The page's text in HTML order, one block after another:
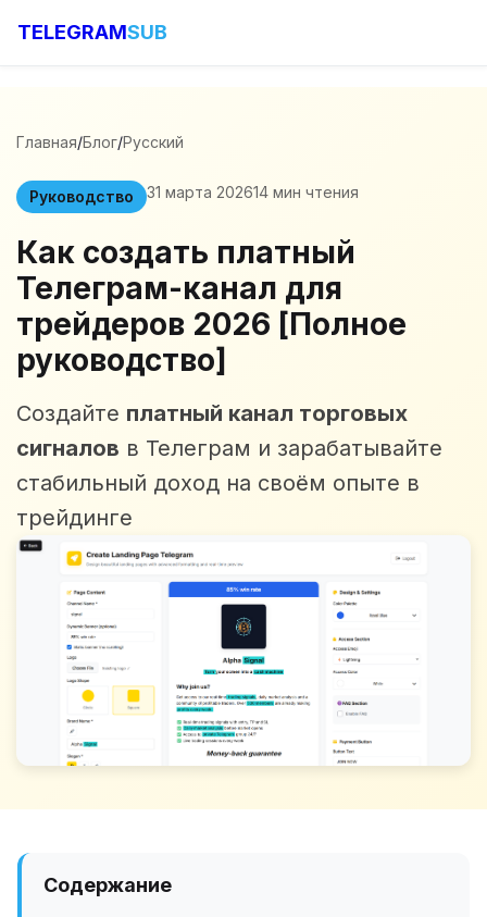
TELEGRAMSUB
Главная/Блог/Русский
Руководство 31 марта 202614 мин чтения
Как создать платный
Телеграм-канал для
трейдеров 2026 [Полное
руководство]
Создайте платный канал торговых
сигналов в Телеграм и зарабатывайте
стабильный доход на своём опыте в
трейдинге
Содержание